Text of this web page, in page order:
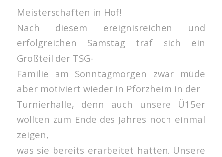
Meisterschaften in Hof!
Nach diesem ereignisreichen und
erfolgreichen Samstag traf sich ein
Großteil der TSG-
Familie am Sonntagmorgen zwar müde
aber motiviert wieder in Pforzheim in der
Turnierhalle, denn auch unsere Ü15er
wollten zum Ende des Jahres noch einmal
zeigen,
was sie bereits erarbeitet hatten. Unsere